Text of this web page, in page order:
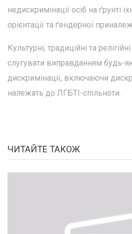
недискримінації осіб на ґрунті
орієнтації та ґендерної
Культурні, традиційні та
слугувати виправданням будь-
дискримінації, включаючи
належать до ЛГБТІ-спільноти.
ЧИТАЙТЕ ТАКОЖ